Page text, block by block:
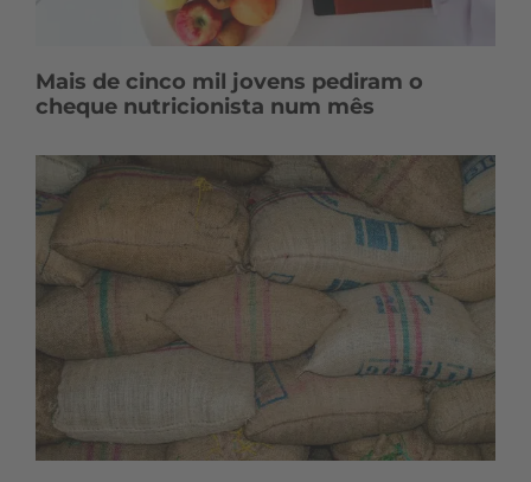
Mais de cinco mil jovens pediram o
cheque nutricionista num mês